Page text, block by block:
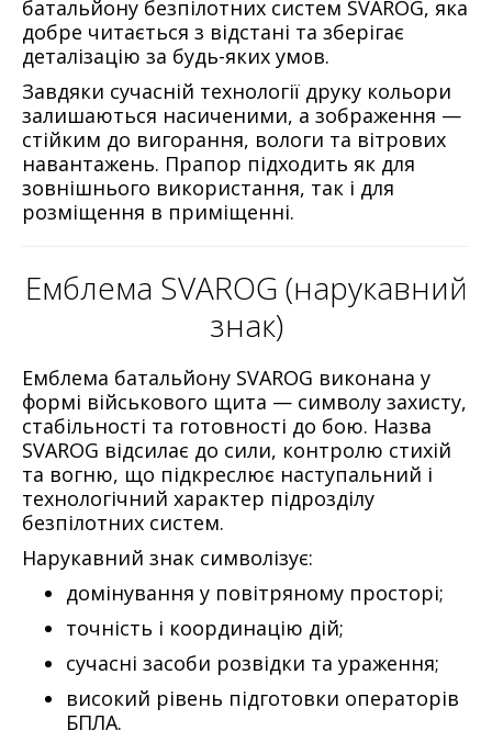
батальйону безпілотних систем SVAROG, яка
добре читається з відстані та зберігає
деталізацію за будь-яких умов.
Завдяки сучасній технології друку кольори
залишаються насиченими, а зображення —
стійким до вигорання, вологи та вітрових
навантажень. Прапор підходить як для
зовнішнього використання, так і для
розміщення в приміщенні.
Емблема SVAROG (нарукавний
знак)
Емблема батальйону SVAROG виконана у
формі військового щита — символу захисту,
стабільності та готовності до бою. Назва
SVAROG відсилає до сили, контролю стихій
та вогню, що підкреслює наступальний і
технологічний характер підрозділу
безпілотних систем.
Нарукавний знак символізує:
домінування у повітряному просторі;
точність і координацію дій;
сучасні засоби розвідки та ураження;
високий рівень підготовки операторів
БПЛА.